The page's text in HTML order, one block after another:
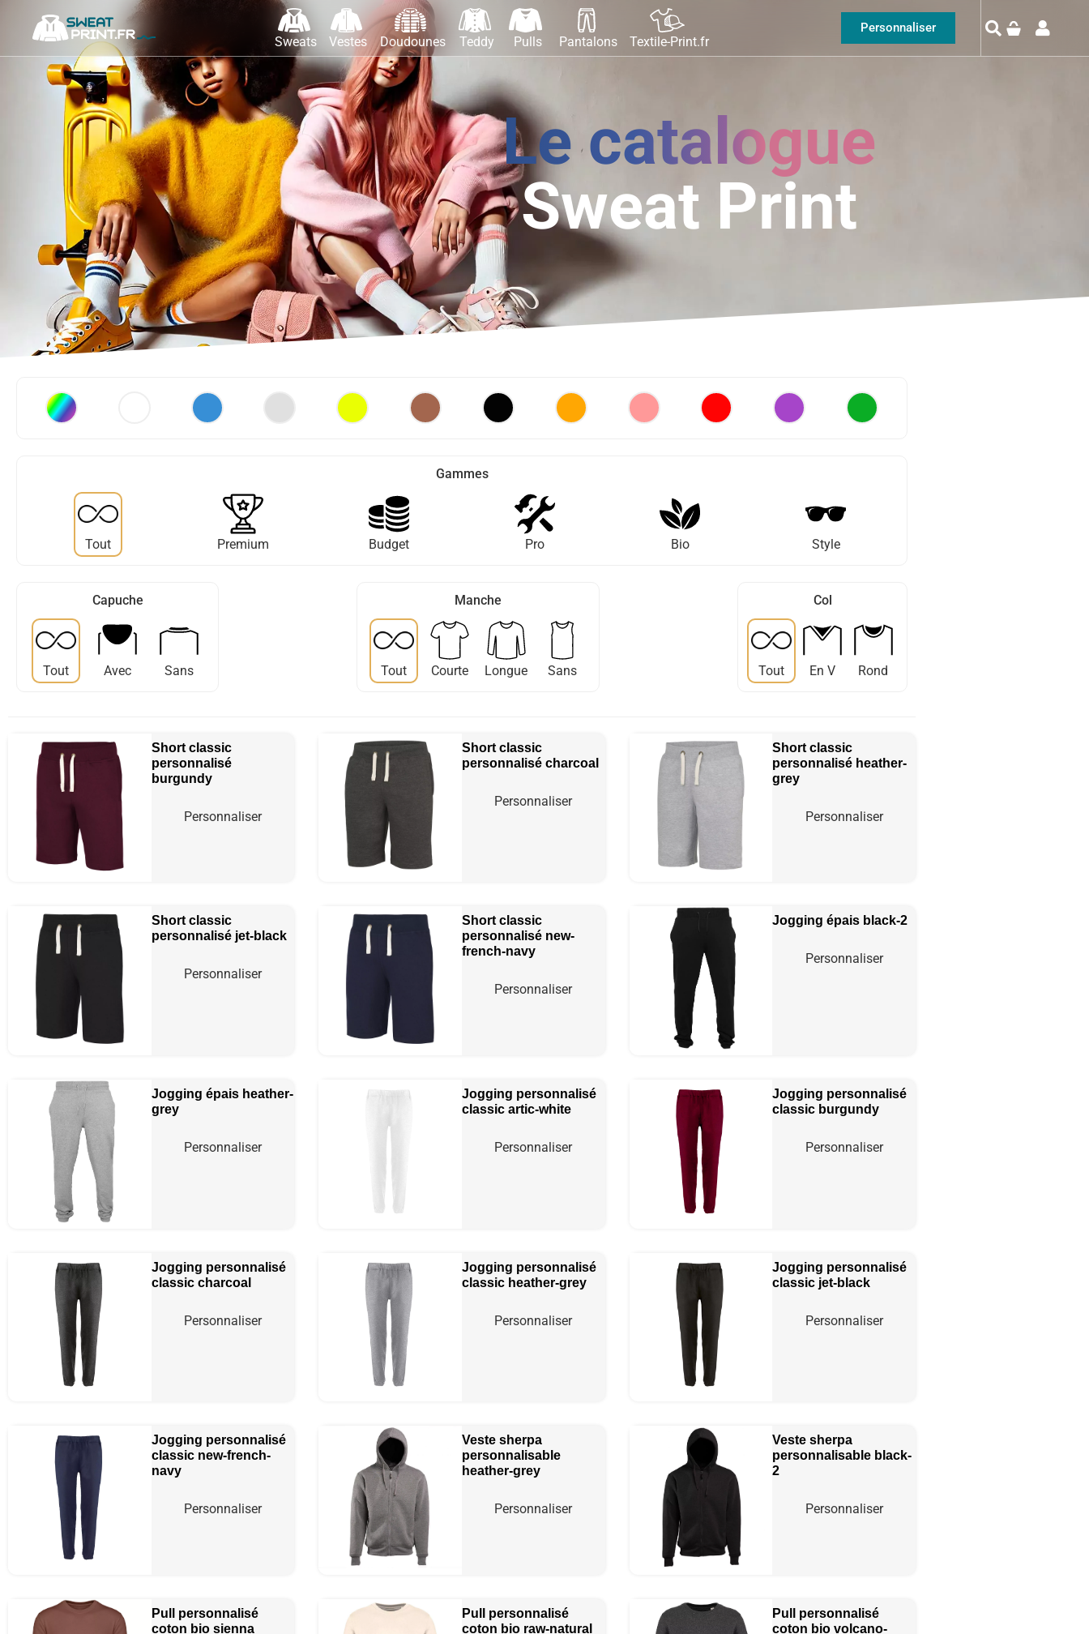
Sweats Vestes Doudounes Teddy Pulls Pantalons Textile-Print.fr
Personnaliser
Le catalogue
Sweat Print
Gammes
Tout Premium Budget Pro Bio Style
Capuche
Tout Avec Sans
Manche
Tout Courte Longue Sans
Col
Tout En V Rond
Short classic
personnalisé
burgundy
Personnaliser
Short classic
personnalisé charcoal
Personnaliser
Short classic
personnalisé heather-
grey
Personnaliser
Short classic
personnalisé jet-black
Personnaliser
Short classic
personnalisé new-
french-navy
Personnaliser
Jogging épais black-2
Personnaliser
Jogging épais heather-
grey
Personnaliser
Jogging personnalisé
classic artic-white
Personnaliser
Jogging personnalisé
classic burgundy
Personnaliser
Jogging personnalisé
classic charcoal
Personnaliser
Jogging personnalisé
classic heather-grey
Personnaliser
Jogging personnalisé
classic jet-black
Personnaliser
Jogging personnalisé
classic new-french-
navy
Personnaliser
Veste sherpa
personnalisable
heather-grey
Personnaliser
Veste sherpa
personnalisable black-
2
Personnaliser
Pull personnalisé
coton bio sienna
Pull personnalisé
coton bio raw-natural
Pull personnalisé
coton biovolcano-